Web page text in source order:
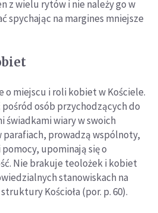
z wielu rytów i nie należy go w
spychając na margines mniejsze
o miejscu i roli kobiet w Kościele.
osób przychodzących do
świadkami wiary w swoich
parafiach, prowadzą wspólnoty,
upominają się o
Nie brakuje teolożek i kobiet
stanowiskach na
Kościoła (por. p. 60).